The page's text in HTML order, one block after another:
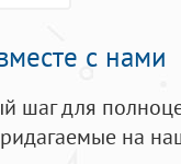
с нами
шаг для
на